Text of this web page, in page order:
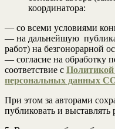
координатора:
— со всеми условиями
— на дальнейшую
работ) на безгонорарной
— согласие на обработку
соответствие с
персональных данных
При этом за авторами
публиковать и